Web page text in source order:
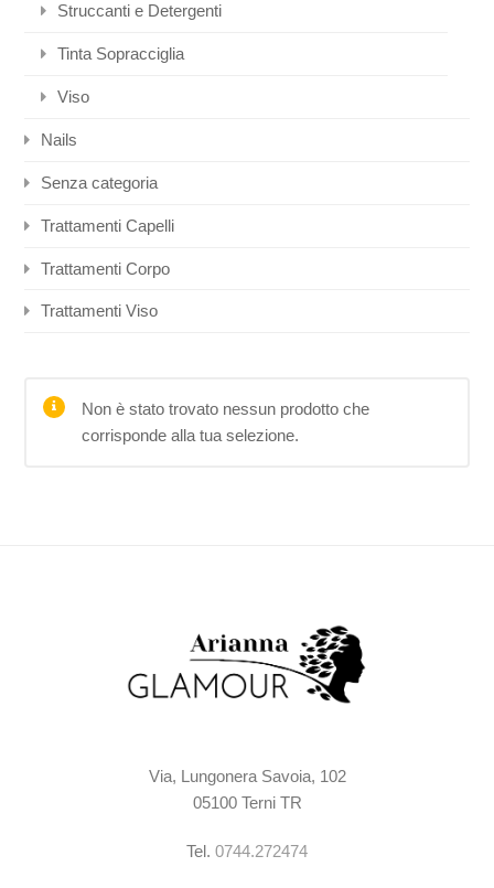
Non è stato trovato nessun prodotto che
corrisponde alla tua selezione.
Struccanti e Detergenti
Tinta Sopracciglia
Viso
Nails
Senza categoria
Trattamenti Capelli
Trattamenti Corpo
Trattamenti Viso
Via, Lungonera Savoia, 102
05100 Terni TR
Tel. 0744.272474